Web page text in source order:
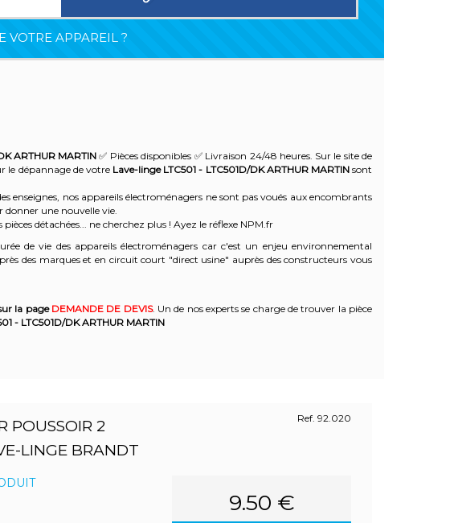
VOTRE APPAREIL ?
ARTHUR MARTIN✅ Pièces disponibles ✅ Livraison 24/48 heures. Sur le site de
le dépannage de votre Lave-linge LTC501 - LTC501D/DK ARTHUR MARTINsont
enseignes, nos appareils électroménagers ne sont pas voués aux encombrants
donner une nouvelle vie.
pièces détachées... ne cherchez plus ! Ayez le réflexe NPM.fr
de vie des appareils électroménagers car c'est un enjeu environnemental
des marques et en circuit court "direct usine" auprès des constructeurs vous
la page DEMANDE DE DEVIS. Un de nos experts se charge de trouver la pièce
- LTC501D/DK ARTHUR MARTIN
POUSSOIR 2
LINGE BRANDT
Ref. 92.020
9.50 €